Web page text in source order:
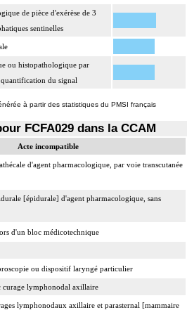
de pièce d'exérèse de 3
sentinelles
ou histopathologique par
du signal
à partir des statistiques du PMSI français
FCFA029 dans la CCAM
Acte incompatible
d'agent pharmacologique, par voie transcutanée
[épidurale] d'agent pharmacologique, sans
d'un bloc médicotechnique
ou dispositif laryngé particulier
curage lymphonodal axillaire
lymphonodaux axillaire et parasternal [mammaire